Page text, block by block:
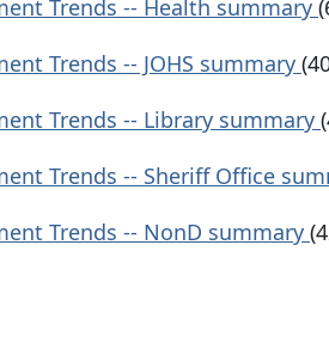
Trends -- Health summary
Trends -- JOHS summary
Trends -- Library summary
Trends -- Sheriff Office
Trends -- NonD summary